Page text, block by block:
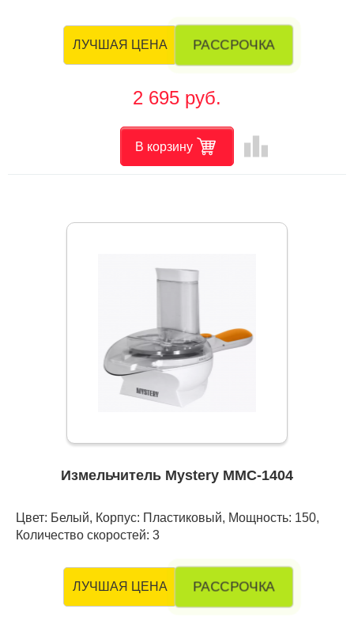
ЛУЧШАЯ ЦЕНА РАССРОЧКА
2 695 руб.
В корзину leaderboard
Измельчитель Mystery MMC-1404
Цвет: Белый, Корпус: Пластиковый, Мощность: 150,
Количество скоростей: 3
ЛУЧШАЯ ЦЕНА РАССРОЧКА